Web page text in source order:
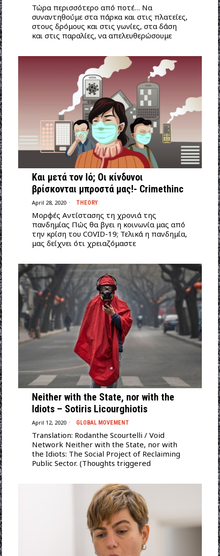
Τώρα περισσότερο από ποτέ… Να
συναντηθούμε στα πάρκα και στις πλατείες,
στους δρόμους και στις γωνίες, στα δάση
και στις παραλίες, να απελευθερώσουμε
Και μετά τον Ιό; Οι κίνδυνοι
βρίσκονται μπροστά μας!- Crimethinc
April 28, 2020 THEORY
Μορφές Αντίστασης τη χρονιά της
πανδημίας Πώς θα βγει η κοινωνία μας από
την κρίση του COVID-19; Τελικά η πανδημία,
μας δείχνει ότι χρειαζόμαστε
Neither with the State, nor with the
Idiots – Sotiris Licourghiotis
April 12, 2020 GLOBAL MOVEMENT
Translation: Rodanthe Scourtelli / Void
Network Neither with the State, nor with
the Idiots: The Social Project of Reclaiming
Public Sector. (Thoughts triggered